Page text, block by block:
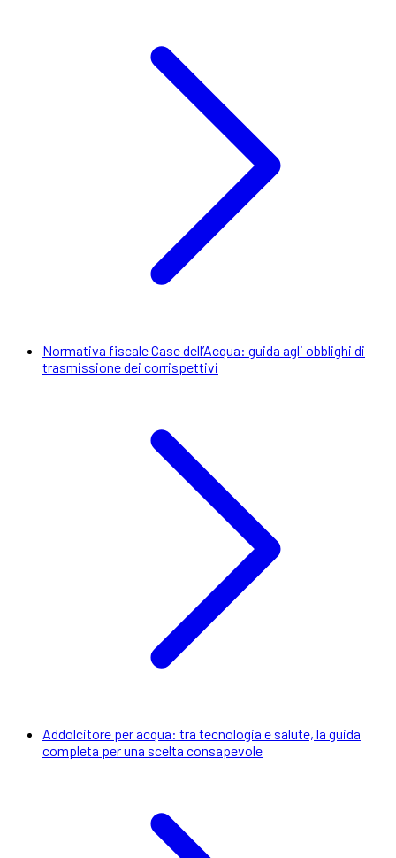
Normativa fiscale Case dell’Acqua: guida agli obblighi di
trasmissione dei corrispettivi
Addolcitore per acqua: tra tecnologia e salute, la guida
completa per una scelta consapevole